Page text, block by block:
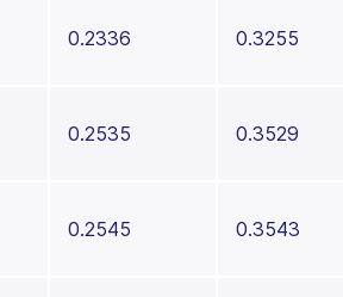
0.2336 0.3255
0.2535 0.3529
0.2545 0.3543